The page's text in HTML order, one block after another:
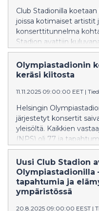
Club Stadionilla
joissa kotimaiset artistit
konserttitunnelma
Stadion avattiin
tapahtumatilana, joka
seminaareille ja
Olympiastadionin
keräsi kiitosta
11.11.2025 09:00:00 EET |
Helsingin
järjestetyt konsertit
yleisöltä. Kaikkien
(NPS) oli 77 ja
kuvastaa erittäin
Uusi Club Stadion
Olympiastadionilla
tapahtumia ja
ympäristössä
20.8.2025 09:00:00 EEST |